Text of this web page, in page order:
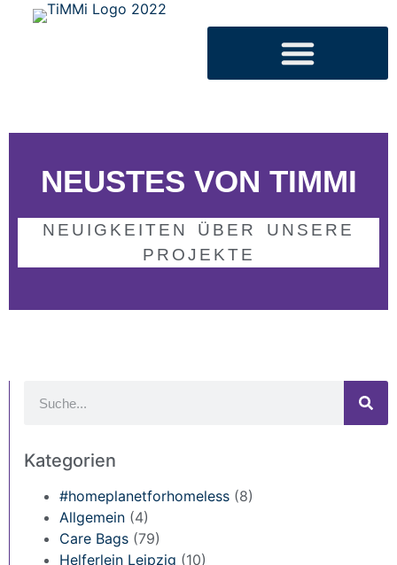
NEUSTES VON TIMMI
NEUIGKEITEN ÜBER UNSERE
PROJEKTE
Kategorien
#homeplanetforhomeless (8)
Allgemein (4)
Care Bags (79)
Helferlein Leipzig (10)